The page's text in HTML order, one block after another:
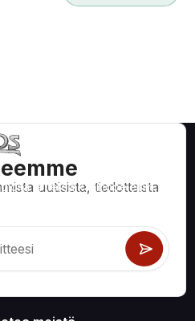
uutisista, tiedotteista
ja tietoa kasinopeleihin,
satoihin muihin pelattaviin